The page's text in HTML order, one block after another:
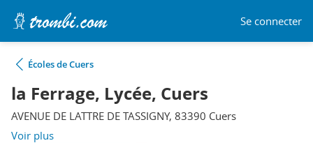
Se connecter
Écoles de Cuers
la Ferrage, Lycée, Cuers
AVENUE DE LATTRE DE TASSIGNY, 83390 Cuers
Voir plus